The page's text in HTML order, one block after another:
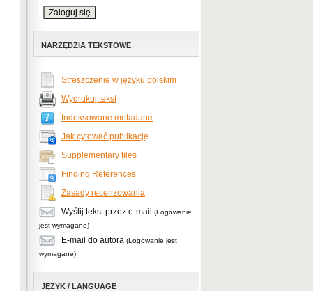
NARZĘDZIA TEKSTOWE
Streszczenie w języku polskim
Wydrukuj tekst
Indeksowane metadane
Jak cytować publikację
Supplementary files
Finding References
Zasady recenzowania
Wyślij tekst przez e-mail
(Logowanie
jest wymagane)
E-mail do autora (Logowanie jest
wymagane)
JĘZYK / LANGUAGE